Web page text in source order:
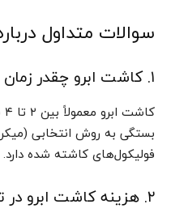
سوالات متداول
۱. کاشت ابرو چقدر زمان می‌برد؟
بستگی به روش انتخابی
فولیکول‌های کاشته شده دارد.
۲. هزینه کاشت ابرو در تهران چقدر است؟